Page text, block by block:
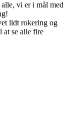
vi er i mål med
lidt rokering og
at se alle fire